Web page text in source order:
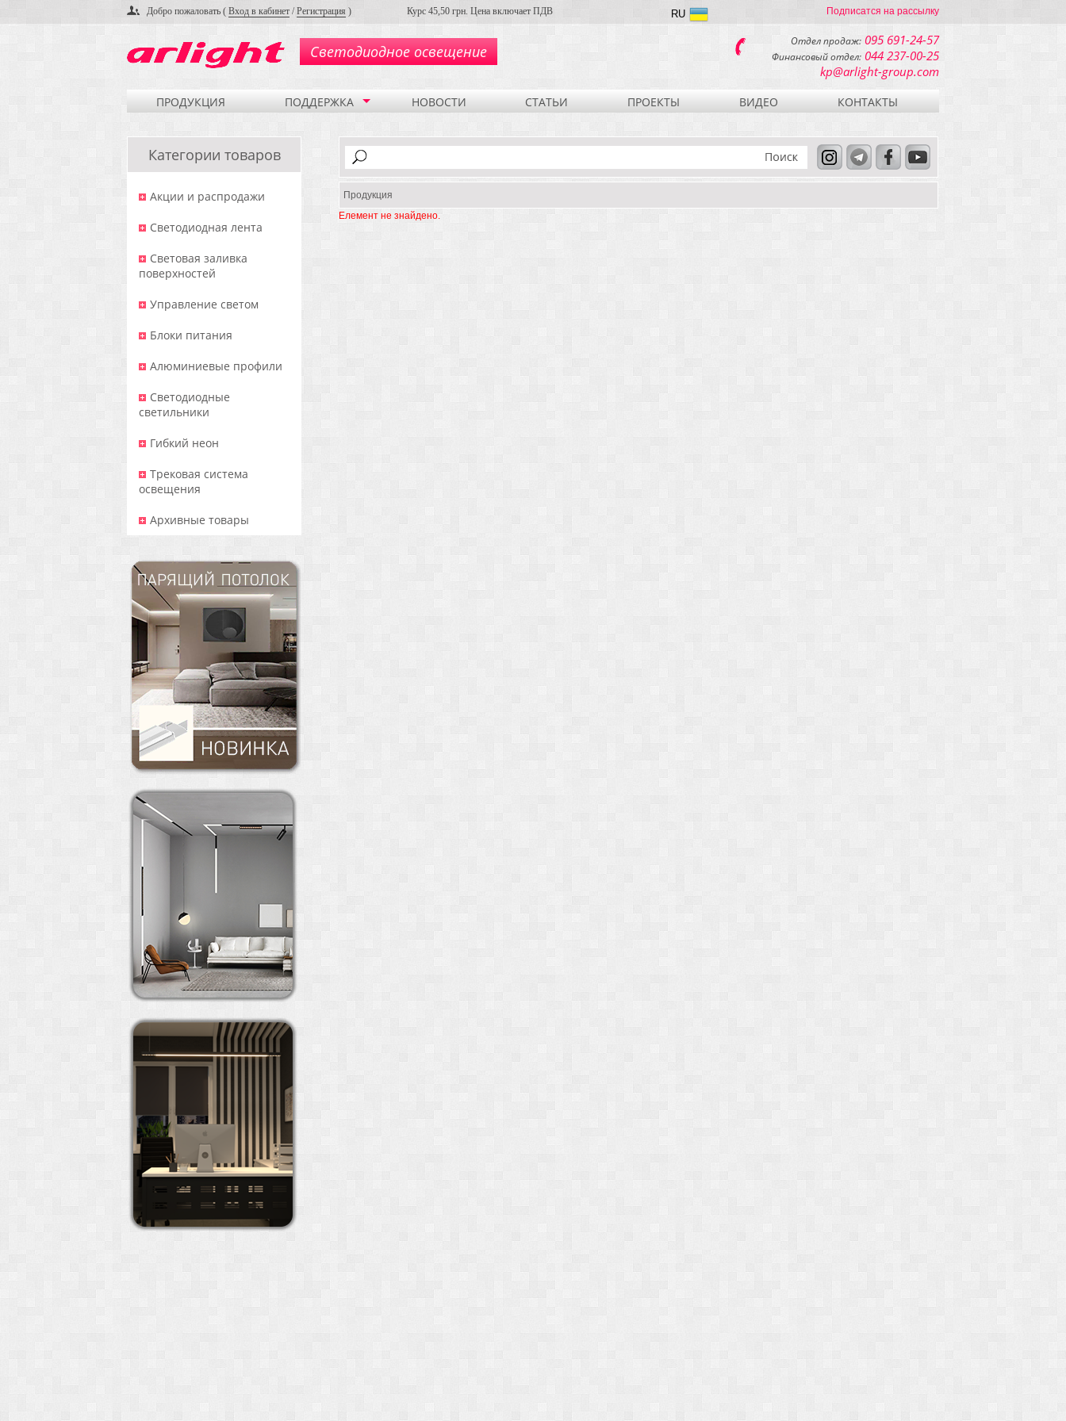
Добро пожаловать ( Вход в кабинет /Регистрация ) Курс 45,50 грн. Цена включает ПДВ Подписатся на рассылку
RU
Светодиодное освещение
Отдел продаж: 095 691-24-57
Финансовый отдел: 044 237-00-25
kp@arlight-group.com
ПРОДУКЦИЯ ПОДДЕРЖКА НОВОСТИ СТАТЬИ ПРОЕКТЫ ВИДЕО КОНТАКТЫ
Категории товаров
Акции и распродажи
Светодиодная лента
Световая заливка
поверхностей
Управление светом
Блоки питания
Алюминиевые профили
Светодиодные
светильники
Гибкий неон
Трековая система
освещения
Архивные товары
Продукция
Елемент не знайдено.